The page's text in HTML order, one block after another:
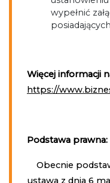
wypełnić
Więcej informacji
https://
Podstawa prawna:
Obecnie
ustawa z dnia 6